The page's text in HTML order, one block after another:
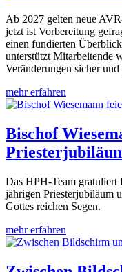
Ab 2027 gelten neue
jetzt ist Vorbereitung
einen fundierten
unterstützt Mitarbeitende
Veränderungen sicher
mehr erfahren
Bischof
Das HPH-Team
jährigen Priesterjubiläum
Gottes reichen Segen.
mehr erfahren